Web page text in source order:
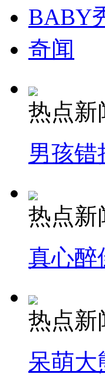
BABY
奇闻
热点新
男孩错
热点新
真心醉
热点新
呆萌大